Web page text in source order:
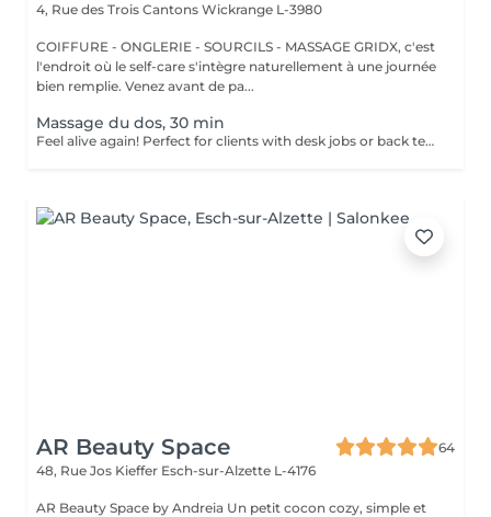
4, Rue des Trois Cantons Wickrange L-3980
COIFFURE - ONGLERIE - SOURCILS - MASSAGE GRIDX, c'est
l'endroit où le self-care s'intègre naturellement à une journée
bien remplie. Venez avant de pa...
Massage du dos, 30 min
Feel alive again! Perfect for clients with desk jobs or back tension, focuses on relieving stress, tightness, and knots in the back and shoulders. Whether you suffer from chronic back pain or occasional tension, this treatment provides targeted relief and improved posture. Cupping therapy is an ancient healing technique that uses special cups to create gentle suction on the skin. This suction promotes blood flow, relieves muscle tension, reduces inflammation, and supports deep relaxation. The treatment can help release toxins, improve circulation, and ease chronic pain or stiffness. Age restrictions: there are no age restrictions for this procedure. Post procedure recommendations: do not do sport and any sharp movements for 2-3 hours after the procedure. Frequency: 1-2 times per week, 10 times in total. Repeat once in 3-6 months.
AR Beauty Space
64
48, Rue Jos Kieffer Esch-sur-Alzette L-4176
AR Beauty Space by Andreia Un petit cocon cozy, simple et